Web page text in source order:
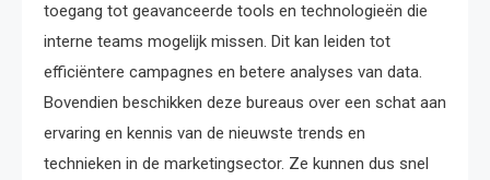
toegang tot geavanceerde tools en technologieën die
interne teams mogelijk missen. Dit kan leiden tot
efficiëntere campagnes en betere analyses van data.
Bovendien beschikken deze bureaus over een schat aan
ervaring en kennis van de nieuwste trends en
technieken in de marketingsector. Ze kunnen dus snel